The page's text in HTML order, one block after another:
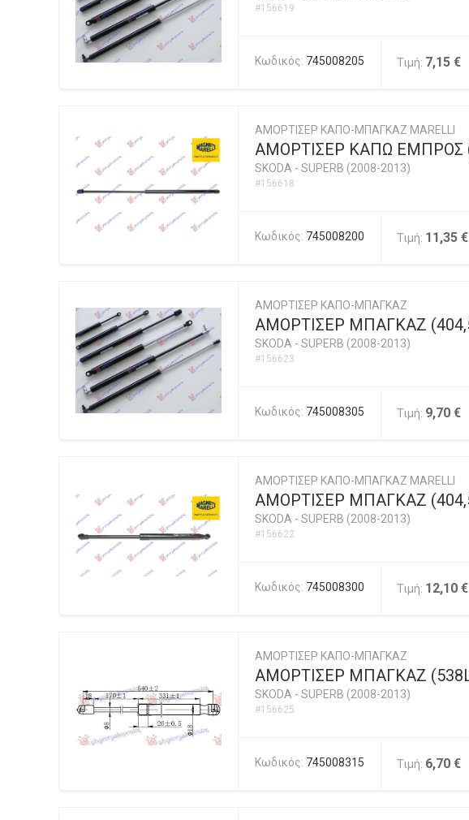
#156619
Κωδικός: 745008205 Τιμή: 7,15 €
ΑΜΟΡΤΙΣΕΡ ΚΑΠΟ-ΜΠΑΓΚΑΖ MARELLI
ΑΜΟΡΤΙΣΕΡ ΚΑΠΩ ΕΜΠΡΟΣ
SKODA - SUPERB (2008-2013)
#156618
Κωδικός: 745008200 Τιμή: 11,35 €
ΑΜΟΡΤΙΣΕΡ ΚΑΠΟ-ΜΠΑΓΚΑΖ
ΑΜΟΡΤΙΣΕΡ ΜΠΑΓΚΑΖ
SKODA - SUPERB (2008-2013)
#156623
Κωδικός: 745008305 Τιμή: 9,70 €
ΑΜΟΡΤΙΣΕΡ ΚΑΠΟ-ΜΠΑΓΚΑΖ MARELLI
ΑΜΟΡΤΙΣΕΡ ΜΠΑΓΚΑΖ
SKODA - SUPERB (2008-2013)
#156622
Κωδικός: 745008300 Τιμή: 12,10 €
ΑΜΟΡΤΙΣΕΡ ΚΑΠΟ-ΜΠΑΓΚΑΖ
ΑΜΟΡΤΙΣΕΡ ΜΠΑΓΚΑΖ
SKODA - SUPERB (2008-2013)
#156625
Κωδικός: 745008315 Τιμή: 6,70 €